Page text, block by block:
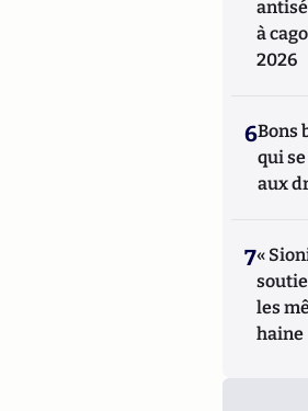
à
2026
6Bons
qui
aux
7«
les
haine